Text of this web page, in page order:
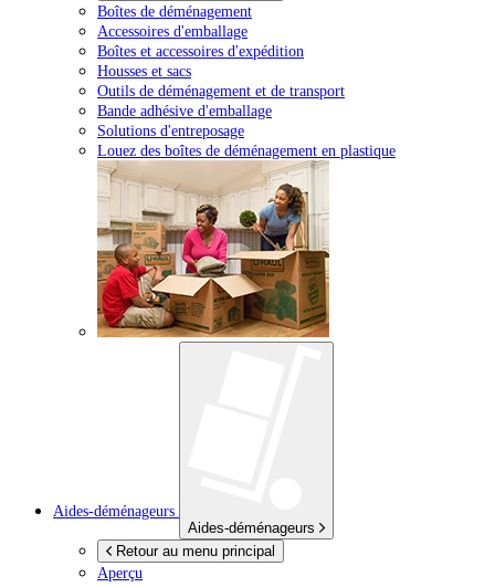
Boîtes de déménagement
Accessoires d'emballage
Boîtes et accessoires d'expédition
Housses et sacs
Outils de déménagement et de transport
Bande adhésive d'emballage
Solutions d'entreposage
Louez des boîtes de déménagement en plastique
Aides-déménageurs
Aides-déménageurs
Retour au menu principal
Aperçu